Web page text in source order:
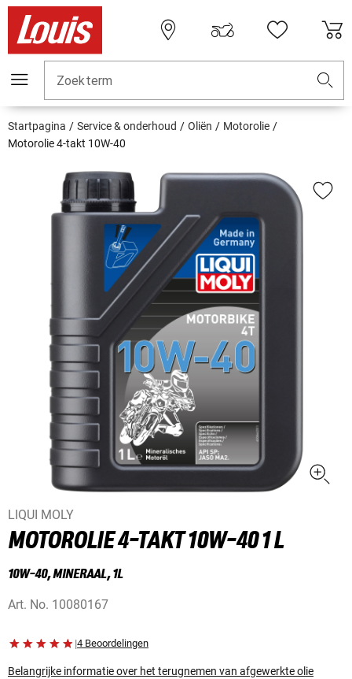
Zoekterm
Startpagina Service & onderhoud Oliën
Motorolie
Motorolie 4-takt 10W-40
LIQUI MOLY
MOTOROLIE 4-TAKT 10W-40 1 L
10W-40, MINERAAL, 1L
Art. No. 10080167
|4 Beoordelingen
Belangrijke informatie over het terugnemen van afgewerkte olie